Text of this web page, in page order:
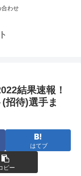
合わせ
結果速報！
招待)選手ま
はてブ
ピー